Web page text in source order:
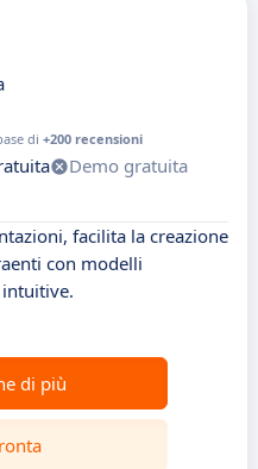
di +200 recensioni
Demo gratuita
facilita la creazione
con modelli
di più